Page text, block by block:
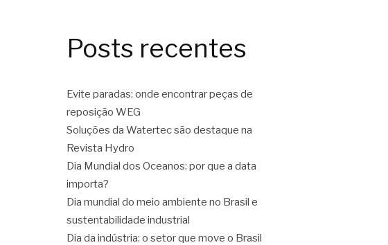
Posts recentes
Evite paradas: onde encontrar peças de
reposição WEG
Soluções da Watertec são destaque na
Revista Hydro
Dia Mundial dos Oceanos: por que a data
importa?
Dia mundial do meio ambiente no Brasil e
sustentabilidade industrial
Dia da indústria: o setor que move o Brasil